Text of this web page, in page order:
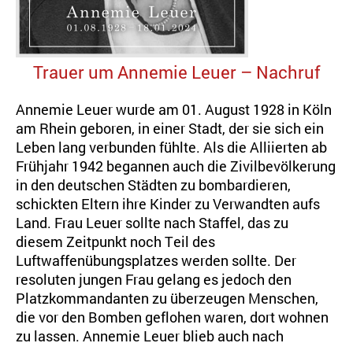
Trauer um Annemie Leuer – Nachruf
Annemie Leuer wurde am 01. August 1928 in Köln
am Rhein geboren, in einer Stadt, der sie sich ein
Leben lang verbunden fühlte. Als die Alliierten ab
Frühjahr 1942 begannen auch die Zivilbevölkerung
in den deutschen Städten zu bombardieren,
schickten Eltern ihre Kinder zu Verwandten aufs
Land. Frau Leuer sollte nach Staffel, das zu
diesem Zeitpunkt noch Teil des
Luftwaffenübungsplatzes werden sollte. Der
resoluten jungen Frau gelang es jedoch den
Platzkommandanten zu überzeugen Menschen,
die vor den Bomben geflohen waren, dort wohnen
zu lassen. Annemie Leuer blieb auch nach